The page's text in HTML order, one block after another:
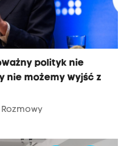
polityk nie
nie możemy wyjść z
Rozmowy